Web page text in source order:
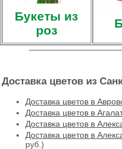
Букеты из
роз
Доставка цветов из
Доставка цветов в
Доставка цветов в
Доставка цветов в
Доставка цветов в
руб.)